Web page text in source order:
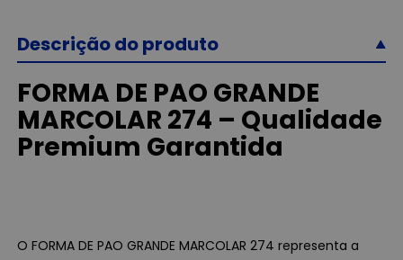
Descrição do produto
FORMA DE PAO GRANDE
MARCOLAR 274 – Qualidade
Premium Garantida
O FORMA DE PAO GRANDE MARCOLAR 274 representa a